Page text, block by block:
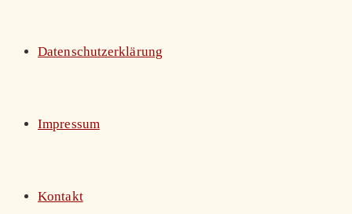
Datenschutzerklärung
Impressum
Kontakt